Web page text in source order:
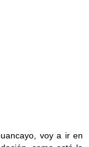
voy a ir en